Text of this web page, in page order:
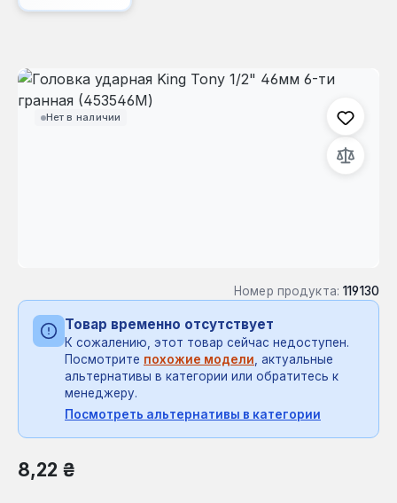
Нет в наличии
Пропустить галерею изображений
Номер продукта: 119130
Товар временно отсутствует
К сожалению, этот товар сейчас недоступен.
Посмотрите похожие модели, актуальные
альтернативы в категории или обратитесь к
менеджеру.
Посмотреть альтернативы в категории
Обычная цена:
8,22 ₴